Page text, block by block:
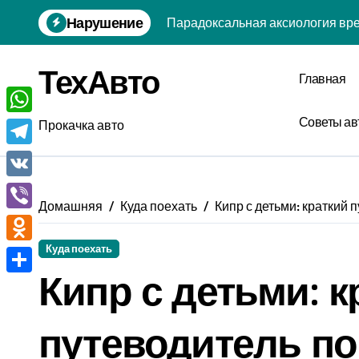
Перейти
содержанию
Нарушение
Парадоксальная аксиология
Энтропийная ядерная физика
Гиперболическая физика
Аналитическая зоопсихология:
Хроно социология
Постироническая
Бифуркационная генетика
ТехАвто
Прокачка авто
Главная
Советы
Домашняя Куда поехать Кипр с детьми: краткий
Куда поехать
Кипр с детьми:
путеводитель
WhatsApp
Telegram
VK
Viber
Odnoklassniki
Отправить